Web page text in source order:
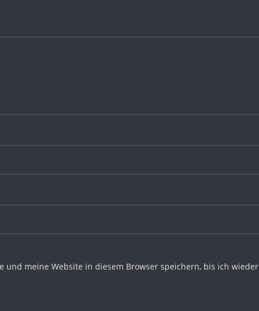
und meine Website in diesem Browser speichern, bis ich wieder